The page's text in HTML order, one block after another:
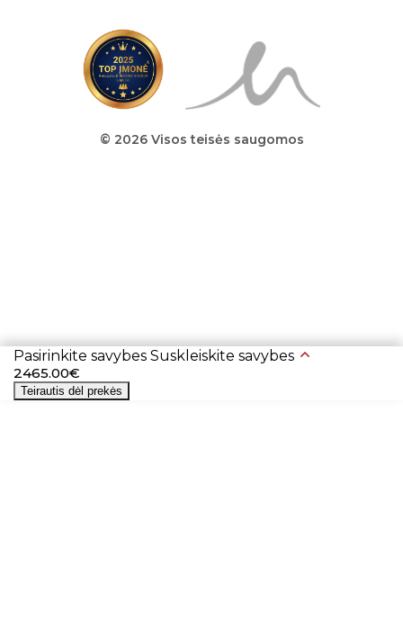
© 2026 Visos teisės saugomos
Pasirinkite savybes Suskleiskite savybes
2465.00€
Teirautis dėl prekės